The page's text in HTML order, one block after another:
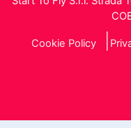
Cookie Policy